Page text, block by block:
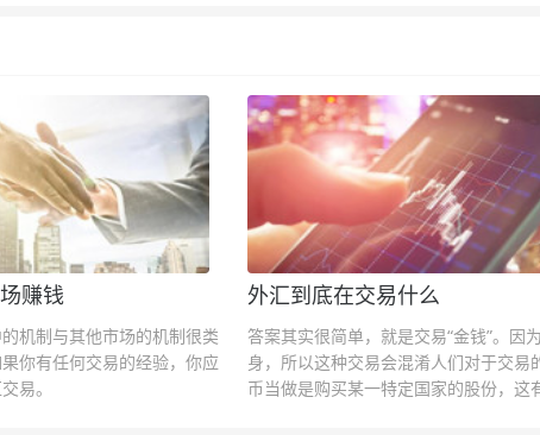
赚钱
机制与其他市场的机制很类
你有任何交易的经验，你应
易。
外汇到底在交易什么
答案其实很简单，就是交易“金钱”。因
身，所以这种交易会混淆人们对于交易
币当做是购买某一特定国家的股份，这